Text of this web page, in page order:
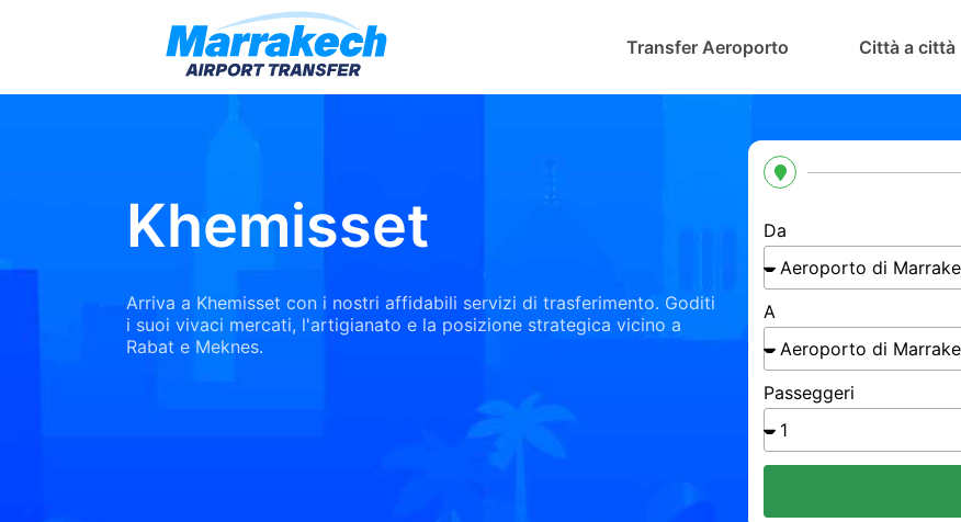
Transfer Aeroporto Città a città
Khemisset
Arriva a Khemisset con i nostri affidabili servizi di trasferimento. Goditi
i suoi vivaci mercati, l'artigianato e la posizione strategica vicino a
Rabat e Meknes.
Da
A
Passeggeri